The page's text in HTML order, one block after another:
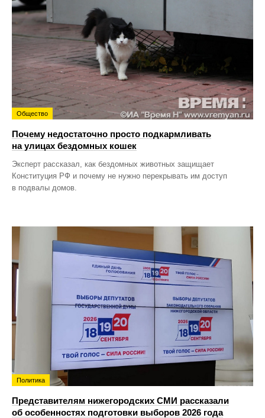
Общество
Почему недостаточно просто подкармливать
на улицах бездомных кошек
Эксперт рассказал, как бездомных животных защищает
Конституция РФ и почему не нужно перекрывать им доступ
в подвалы домов.
Политика
Представителям нижегородских СМИ рассказали
об особенностях подготовки выборов 2026 года